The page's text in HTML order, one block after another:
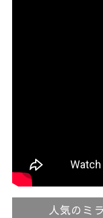
人気のミ